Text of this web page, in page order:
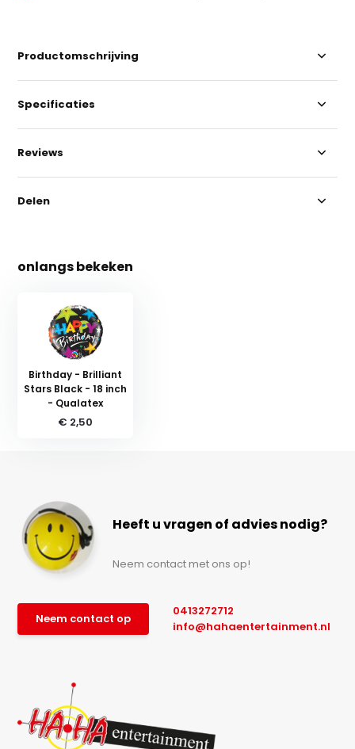
Productomschrijving
Specificaties
Reviews
Delen
onlangs bekeken
Birthday - Brilliant
Stars Black - 18 inch
- Qualatex
€ 2,50
Heeft u vragen of advies nodig?
Neem contact met ons op!
Neem contact op
0413272712
info@hahaentertainment.nl